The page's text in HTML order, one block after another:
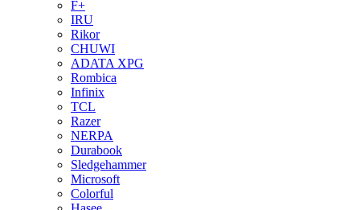
F+
IRU
Rikor
CHUWI
ADATA XPG
Rombica
Infinix
TCL
Razer
NERPA
Durabook
Sledgehammer
Microsoft
Colorful